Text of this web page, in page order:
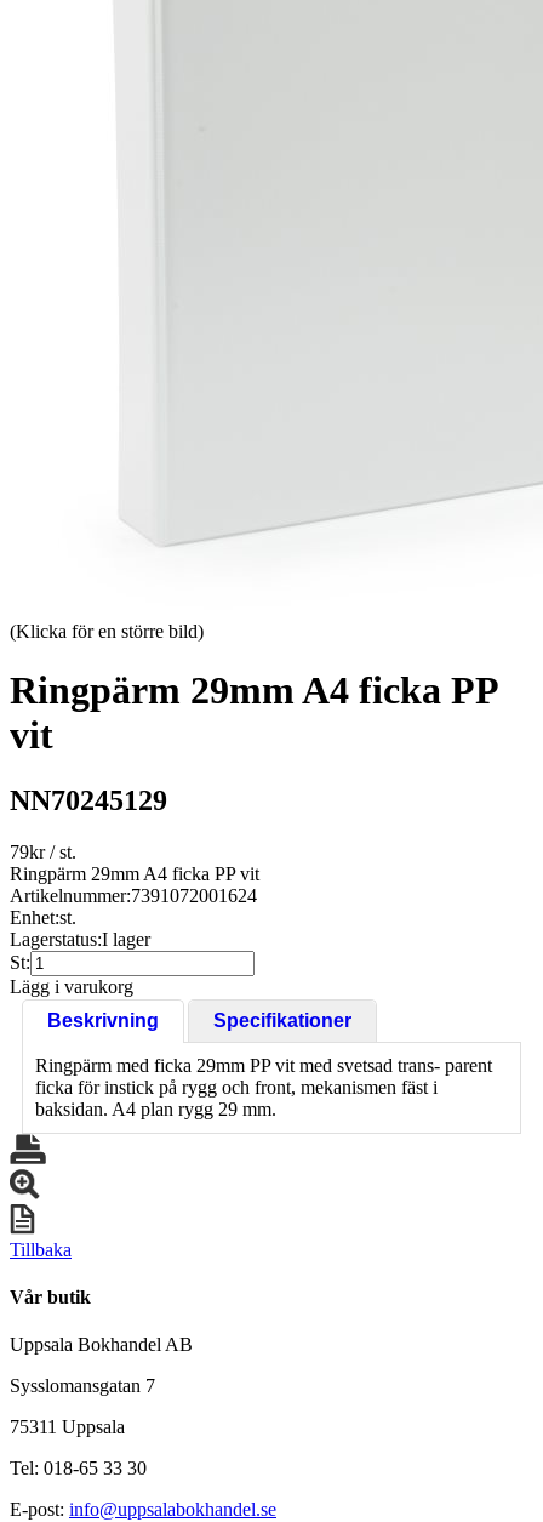
(Klicka för en större bild)
Ringpärm 29mm A4 ficka PP
vit
NN70245129
79kr/ st.
Ringpärm 29mm A4 ficka PP vit
Artikelnummer:7391072001624
Enhet:st.
Lagerstatus:I lager
St:
Lägg i varukorg
Beskrivning
Specifikationer
Ringpärm med ficka 29mm PP vit med svetsad trans- parent
ficka för instick på rygg och front, mekanismen fäst i
baksidan. A4 plan rygg 29 mm.
Tillbaka
Vår butik
Uppsala Bokhandel AB
Sysslomansgatan 7
75311 Uppsala
Tel: 018-65 33 30
E-post: info@uppsalabokhandel.se